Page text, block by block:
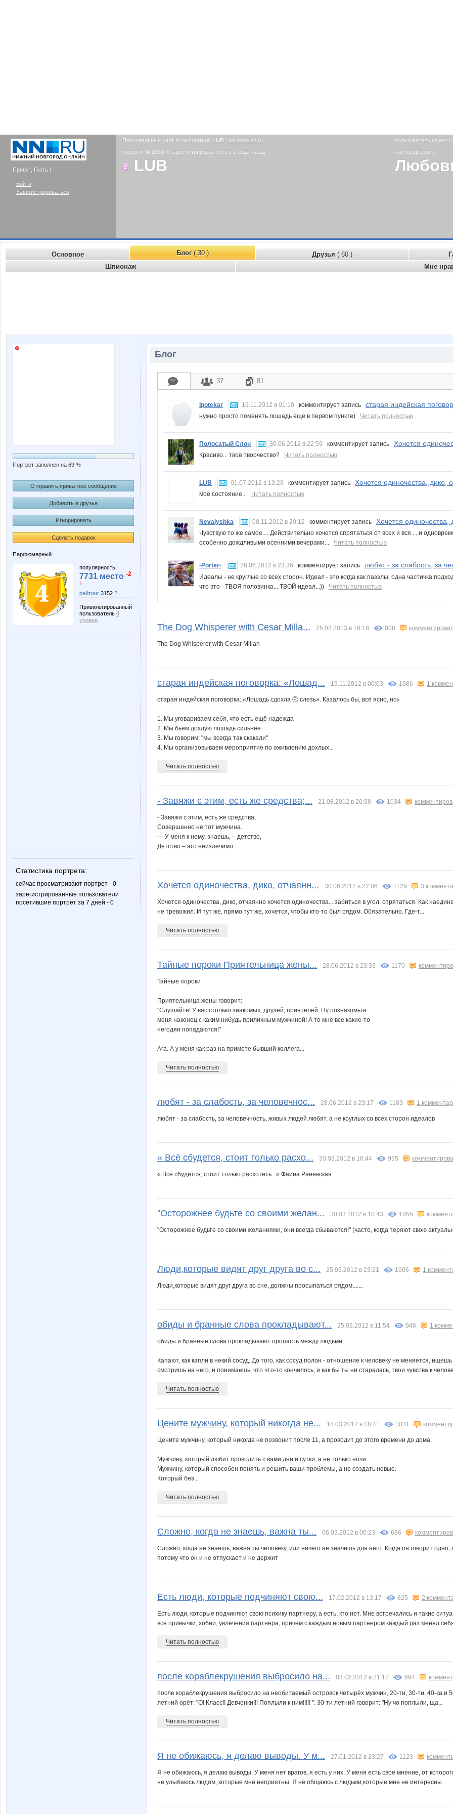
Привет, Гость !
- Войти
- Зарегистрироваться
Персональный сайт пользователя LUB : lub.www.nn.ru пользователь имеет
портрет № 138178 зарегистрирован более 1 года назад
LUB
настоящее имя:
Основное Блог( 30 ) Друзья ( 60 )
Шпионаж
Мне
Портрет заполнен на 69 %
Отправить приватное сообщение
Добавить в друзья
Игнорировать
Сделать подарок
Парфюмерный
популярность:
7731 место -2
↓
рейтинг 3152 ?
Привилегированный
пользователь 4
уровня
Статистика портрета:
сейчас просматривают портрет - 0
зарегистрированные пользователи
посетившие портрет за 7 дней - 0
Блог
37 81
Ipotekar 19.11.2012 в 01:10 комментирует запись старая индейская
нужно просто поменять лошадь еще в первом пункте) Читать полностью
Полосатый Слон 30.06.2012 в 22:59 комментирует запись Хочется
Красиво... твоё творчество? Читать полностью
LUB 01.07.2012 в 13:29 комментирует запись Хочется одиночества, дико,
моё состояние... Читать полностью
Nevalyshka 08.11.2012 в 20:12 комментирует запись Хочется одиночества,
Чувствую то же самое.... Действительно хочется спрятаться от всех и вся.... и
особенно дождливыми осенними вечерами... Читать полностью
-Porter- 28.06.2012 в 23:36 комментирует запись любят - за слабость, за
Идеалы - не круглые со всех сторон. Идеал - это когда как паззлы, одна частичка
что это - ТВОЯ половинка... ТВОЙ идеал...)) Читать полностью
The Dog Whisperer with Cesar Milla... 25.03.2013 в 16:18 808
The Dog Whisperer with Cesar Millan
старая индейская поговорка: «Лошад... 19.11.2012 в 00:03 1086 1
старая индейская поговорка: «Лошадь сдохла ⓠ слезь». Казалось бы, всё ясно, но⦠
1. Мы уговариваем себя, что есть ещё надежда
2. Мы бьём дохлую лошадь сильнее
3. Мы говорим: "мы всегда так скакали"
4. Мы организовываем мероприятие по оживлению дохлых...
Читать полностью
- Завяжи с этим, есть же средства;... 21.08.2012 в 20:38 1034
- Завяжи с этим, есть же средства;
Совершенно не тот мужчина.
— У меня к нему, знаешь, – детство,
Детство – это неизлечимо.
Хочется одиночества, дико, отчаянн... 30.06.2012 в 22:06 1129 3
Хочется одиночества, дико, отчаянно хочется одиночества... забиться в угол, спрятаться. Как
не тревожил. И тут же, прямо тут же, хочется, чтобы кто-то был рядом. Обязательно. Где-т...
Читать полностью
Тайные пороки Приятельница жены... 28.06.2012 в 23:33 1170
Тайные пороки
Приятельница жены говорит:
"Слушайте! У вас столько знакомых, друзей, приятелей. Ну познакомьте
меня наконец с каким нибудь приличным мужчиной! А то мне все какие-то
негодяи попадаются!"
Ага. А у меня как раз на примете бывший коллега...
Читать полностью
любят - за слабость, за человечнос... 28.06.2012 в 23:17 1183 1
любят - за слабость, за человечность, живых людей любят, а не круглых со всех сторон идеалов
« Всё сбудется, стоит только расхо... 30.03.2012 в 10:44 995
« Всё сбудется, стоит только расхотеть...» Фаина Раневская.
"Осторожнее будьте со своими желан... 30.03.2012 в 10:43 1055
"Осторожнее будьте со своими желаниями, они всегда сбываются!" (часто, когда теряют свою
Люди,которые видят друг друга во с... 25.03.2012 в 23:21 1006 1
Люди,которые видят друг друга во сне, должны просыпаться рядом.......
обиды и бранные слова прокладывают... 25.03.2012 в 11:54 946 1
обиды и бранные слова прокладывают пропасть между людьми
Капают, как капли в некий сосуд. До того, как сосуд полон - отношение к человеку не меняется,
смотришь на него, и понимаешь, что что-то кончилось, и как бы ты ни старалась, твои чувства к
Читать полностью
Цените мужчину, который никогда не... 18.03.2012 в 18:41 1031
Цените мужчину, который никогда не позвонит после 11, а проводит до этого времени до дома.
Мужчину, который любит проводить с вами дни и сутки, а не только ночи.
Мужчину, который способен понять и решить ваши проблемы, а не создать новые.
Который без...
Читать полностью
Сложно, когда не знаешь, важна ты... 06.03.2012 в 00:23 686
Сложно, когда не знаешь, важна ты человеку, или ничего не значишь для него. Когда он говорит
потому что он и не отпускает и не держит
Есть люди, которые подчиняют свою... 17.02.2012 в 13:17 825 2
Есть люди, которые подчиняют свою психику партнеру, а есть, кто нет. Мне встречались и такие
все привычки, хобии, увлечения партнера, причем с каждым новым партнером каждый раз менял
Читать полностью
после кораблекрушения выбросило на... 03.02.2012 в 21:17 694
после кораблекрушения выбросило на необитаемый островок четырёх мужчин, 20-ти, 30-ти, 40-ка и
летний орёт: "О! Класс!! Девчонки!!! Поплыли к ним!!!!! ". 30-ти летний говорит: "Ну чо поплыли, ща...
Читать полностью
Я не обижаюсь, я делаю выводы. У м... 27.01.2012 в 23:27 1123
Я не обижаюсь, я делаю выводы. У меня нет врагов, я есть у них. У меня есть своё мнение, от
не улыбаюсь людям, которые мне неприятны. Я не общаюсь с людьми,которые мне не интересны .